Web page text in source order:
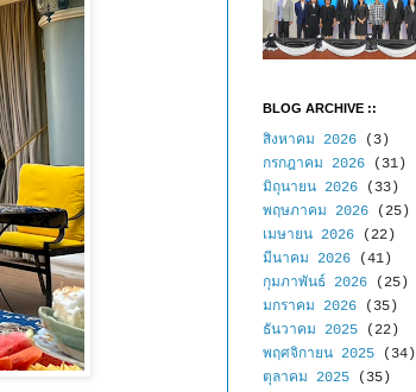
BLOG ARCHIVE ::
สิงหาคม 2026 (3)
กรกฎาคม 2026 (31)
มิถุนายน 2026 (33)
พฤษภาคม 2026 (25)
เมษายน 2026 (22)
มีนาคม 2026 (41)
กุมภาพันธ์ 2026 (25)
มกราคม 2026 (35)
ธันวาคม 2025 (22)
พฤศจิกายน 2025 (34)
ตุลาคม 2025 (35)